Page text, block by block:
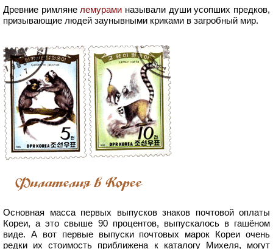
Древние римляне лемурами называли души усопших предков,
призывающие людей заунывными криками в загробный мир.
Филателия в Корее
Основная масса первых выпусков знаков почтовой оплаты
Кореи, а это свыше 90 процентов, выпускалось в гашёном
виде. А вот первые выпуски почтовых марок Кореи очень
редки их стоимость приближена к каталогу Михеля, могут